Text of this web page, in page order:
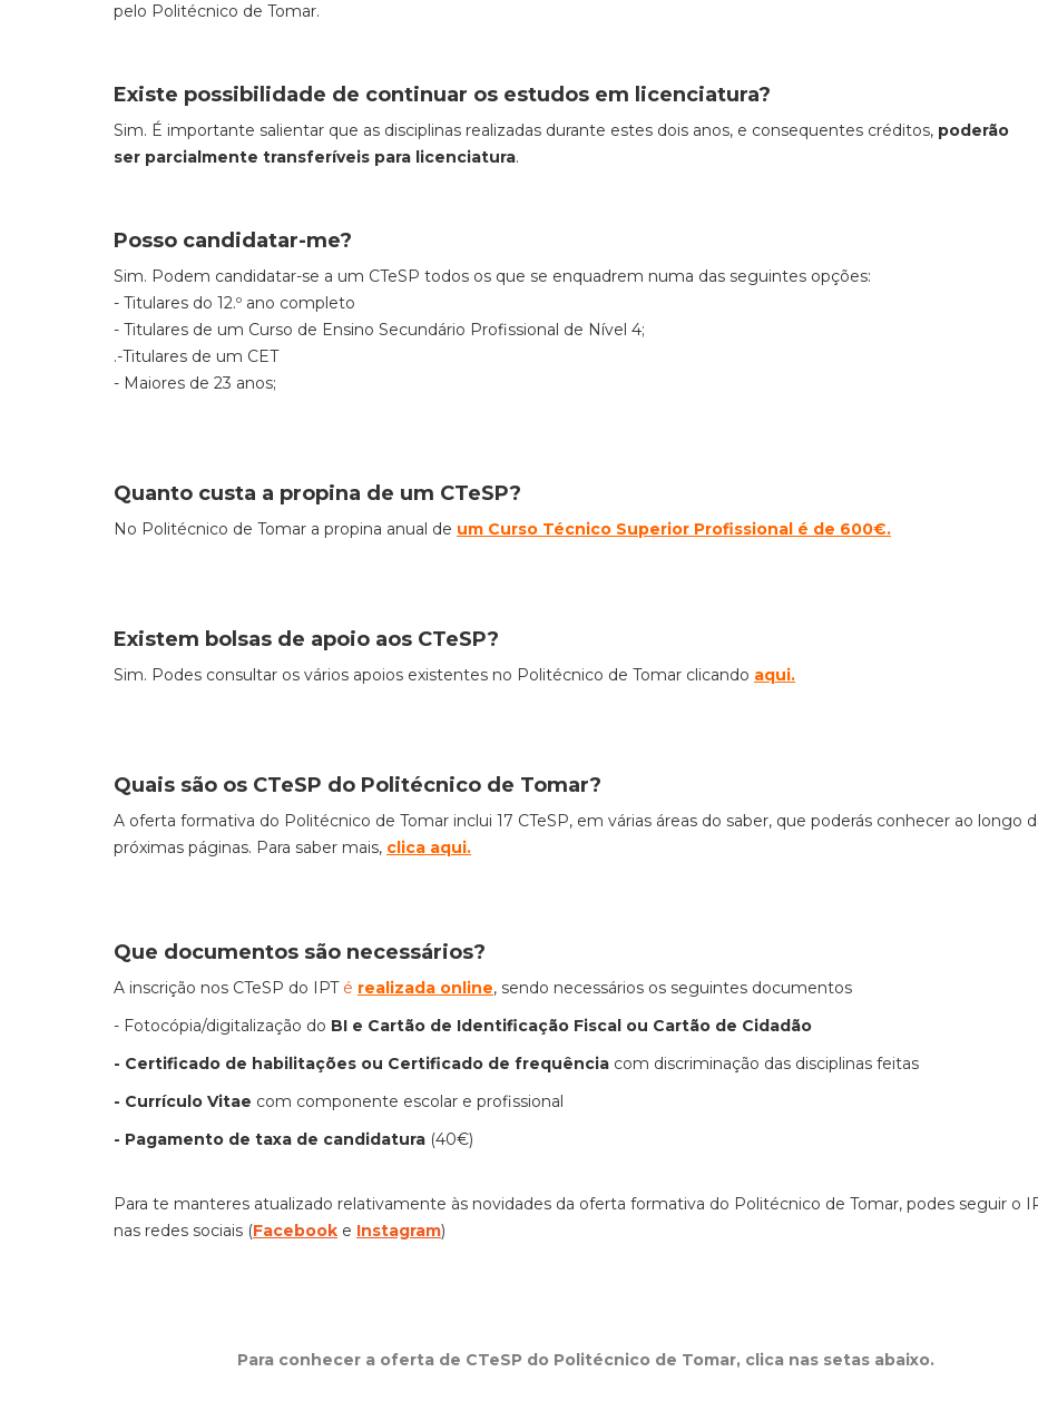
pelo Politécnico de Tomar.
Existe possibilidade de continuar os estudos em licenciatura?
Sim. É importante salientar que as disciplinas realizadas durante estes dois anos, e consequentes créditos, poderão
ser parcialmente transferíveis para licenciatura.
Posso candidatar-me?
Sim. Podem candidatar-se a um CTeSP todos os que se enquadrem numa das seguintes opções:
- Titulares do 12.º ano completo
- Titulares de um Curso de Ensino Secundário Profissional de Nível 4;
.-Titulares de um CET
- Maiores de 23 anos;
Quanto custa a propina de um CTeSP?
No Politécnico de Tomar a propina anual de um Curso Técnico Superior Profissional é de 600€.
Existem bolsas de apoio aos CTeSP?
Sim. Podes consultar os vários apoios existentes no Politécnico de Tomar clicando aqui.
Quais são os CTeSP do Politécnico de Tomar?
A oferta formativa do Politécnico de Tomar inclui 17 CTeSP, em várias áreas do saber, que poderás conhecer ao longo
próximas páginas. Para saber mais, clica aqui.
Que documentos são necessários?
A inscrição nos CTeSP do IPT é realizada online, sendo necessários os seguintes documentos
- Fotocópia/digitalização do BI e Cartão de Identificação Fiscal ou Cartão de Cidadão
- Certificado de habilitações ou Certificado de frequência com discriminação das disciplinas feitas
- Currículo Vitae com componente escolar e profissional
- Pagamento de taxa de candidatura (40€)
Para te manteres atualizado relativamente às novidades da oferta formativa do Politécnico de Tomar, podes seguir o
nas redes sociais (Facebook e Instagram)
Para conhecer a oferta de CTeSP do Politécnico de Tomar, clica nas setas abaixo.